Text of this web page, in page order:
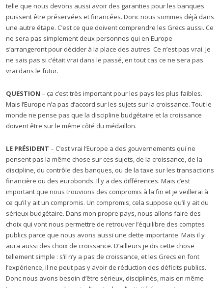
telle que nous devons aussi avoir des garanties pour les banques
puissent être préservées et financées. Donc nous sommes déjà dans
une autre étape. C’est ce que doivent comprendre les Grecs aussi. Ce
ne sera pas simplement deux personnes qui en Europe
s’arrangeront pour décider à la place des autres. Ce n’est pas vrai. Je
ne sais pas si c’était vrai dans le passé, en tout cas ce ne sera pas
vrai dans le futur.
QUESTION – ça c’est très important pour les pays les plus faibles.
Mais l’Europe n’a pas d’accord sur les sujets sur la croissance. Tout le
monde ne pense pas que la discipline budgétaire et la croissance
doivent être sur le même côté du médaillon.
LE PRÉSIDENT – C’est vrai l’Europe a des gouvernements qui ne
pensent pas la même chose sur ces sujets, de la croissance, de la
discipline, du contrôle des banques, ou de la taxe sur les transactions
financière ou des eurobonds. Il y a des différences. Mais c’est
important que nous trouvions des compromis à la fin et je veillerai à
ce qu’il y ait un compromis. Un compromis, cela suppose qu’il y ait du
sérieux budgétaire. Dans mon propre pays, nous allons faire des
choix qui vont nous permettre de retrouver l’équilibre des comptes
publics parce que nous avons aussi une dette importante. Mais il y
aura aussi des choix de croissance. D’ailleurs je dis cette chose
tellement simple : s’il n’y a pas de croissance, et les Grecs en font
l’expérience, il ne peut pas y avoir de réduction des déficits publics.
Donc nous avons besoin d’être sérieux, disciplinés, mais en même